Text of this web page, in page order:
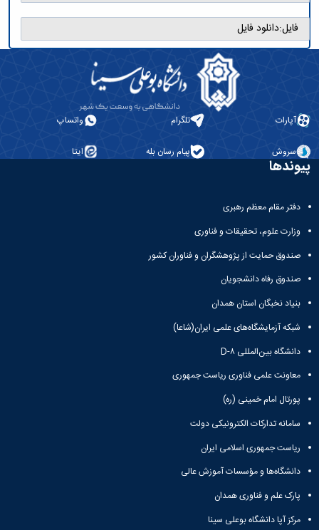
فایل:دانلود فایل
آپارات تلگرام واتساپ
سروش پیام رسان بله ایتا
پیوندها
دفتر مقام معظم رهبری
وزارت علوم، تحقیقات و فناوری
صندوق حمایت از پژوهشگران و فناوران کشور
صندوق رفاه دانشجویان
بنیاد نخبگان استان همدان
شبکه آزمایشگاه‌های علمی ایران(شاعا)
دانشگاه بین‌المللی D-۸
معاونت علمی فناوری ریاست جمهوری
پورتال امام خمینی (ره)
سامانه تدارکات الکترونیکی دولت
ریاست جمهوری اسلامی ایران
دانشگاه‌ها و مؤسسات آموزش عالی
پارک علم و فناوری همدان
مرکز آپا دانشگاه بوعلی سینا